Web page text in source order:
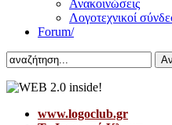
Ανακοινώσεις
Λογοτεχνικοί
Forum/
www.logoclub.gr